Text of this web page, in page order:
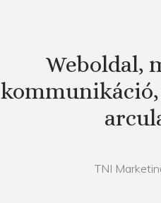
Weboldal,
TNI